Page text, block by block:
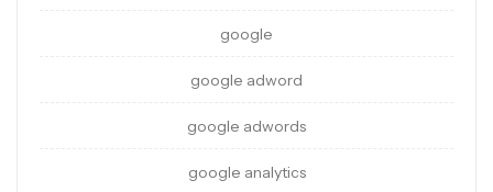
google
google adword
google adwords
google analytics